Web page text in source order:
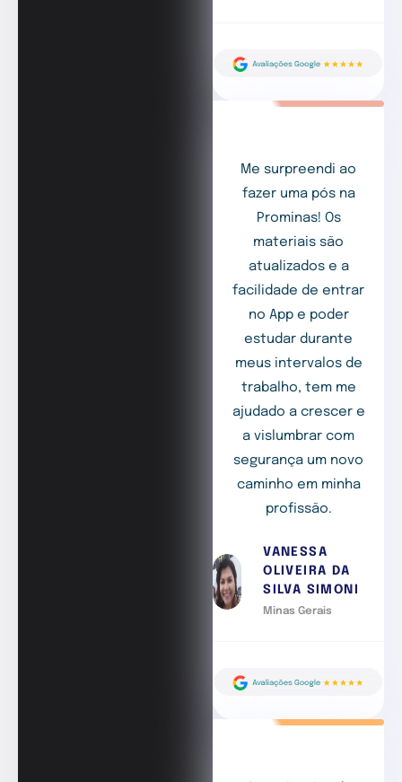
Me surpreendi ao
fazer uma pós na
Prominas! Os
materiais são
atualizados e a
facilidade de entrar
no App e poder
estudar durante
meus intervalos de
trabalho, tem me
ajudado a crescer e
a vislumbrar com
segurança um novo
caminho em minha
profissão.
VANESSA
OLIVEIRA DA
SILVA SIMONI
Minas Gerais